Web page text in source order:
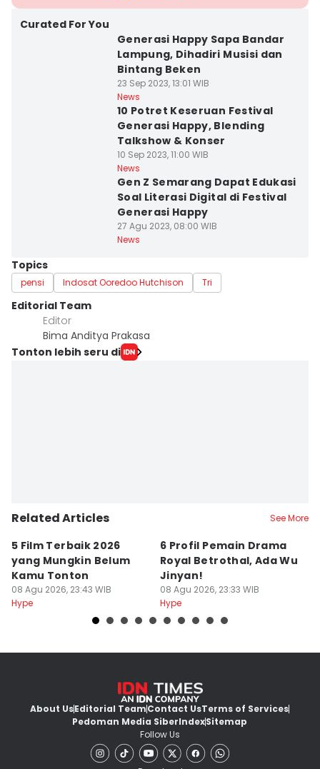
Curated For You
Generasi Happy Sapa Bandar
Lampung, Dihadiri Musisi dan
Bintang Beken
23 Sep 2023, 13:01 WIB
News
10 Potret Keseruan Festival
Generasi Happy, Blending
Talkshow & Konser
10 Sep 2023, 11:00 WIB
News
Gen Z Semarang Dapat Edukasi
Soal Literasi Digital di Festival
Generasi Happy
27 Agu 2023, 08:00 WIB
News
Topics
pensi Indosat Ooredoo Hutchison Tri
Editorial Team
Editor
Bima Anditya Prakasa
Tonton lebih seru di
Related Articles See More
5 Film Terbaik 2026
yang Mungkin Belum
Kamu Tonton
08 Agu 2026, 23:43 WIB
Hype
6 Profil Pemain Drama
Royal Betrothal, Ada Wu
Jinyan!
08 Agu 2026, 23:33 WIB
Hype
About UsEditorial TeamContact UsTerms of Services
Pedoman Media SiberIndexSitemap
Follow Us